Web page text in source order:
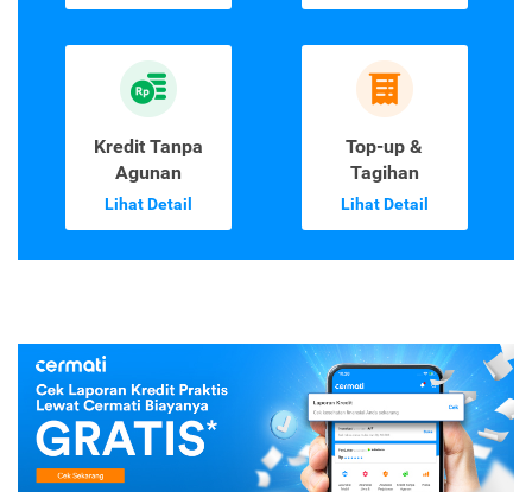
Kredit Tanpa
Agunan
Lihat Detail
Top-up &
Tagihan
Lihat Detail